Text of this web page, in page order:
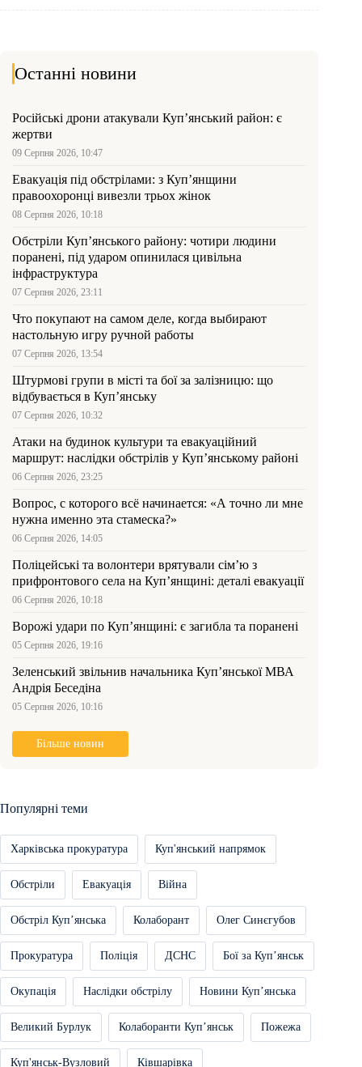
Останні новини
Російські дрони атакували Куп’янський район: є
жертви
09 Серпня 2026, 10:47
Евакуація під обстрілами: з Куп’янщини
правоохоронці вивезли трьох жінок
08 Серпня 2026, 10:18
Обстріли Куп’янського району: чотири людини
поранені, під ударом опинилася цивільна
інфраструктура
07 Серпня 2026, 23:11
Что покупают на самом деле, когда выбирают
настольную игру ручной работы
07 Серпня 2026, 13:54
Штурмові групи в місті та бої за залізницю: що
відбувається в Куп’янську
07 Серпня 2026, 10:32
Атаки на будинок культури та евакуаційний
маршрут: наслідки обстрілів у Куп’янському районі
06 Серпня 2026, 23:25
Вопрос, с которого всё начинается: «А точно ли мне
нужна именно эта стамеска?»
06 Серпня 2026, 14:05
Поліцейські та волонтери врятували сім’ю з
прифронтового села на Куп’янщині: деталі евакуації
06 Серпня 2026, 10:18
Ворожі удари по Куп’янщині: є загибла та поранені
05 Серпня 2026, 19:16
Зеленський звільнив начальника Купʼянської МВА
Андрія Беседіна
05 Серпня 2026, 10:16
Більше новин
Популярні теми
Харківська прокуратура Куп'янський напрямок
Обстріли Евакуація Війна
Обстріл Купʼянська Колаборант Олег Синєгубов
Прокуратура Поліція ДСНС Бої за Купʼянськ
Окупація Наслідки обстрілу Новини Купʼянська
Великий Бурлук Колаборанти Купʼянськ Пожежа
Куп'янськ-Вузловий Ківшарівка